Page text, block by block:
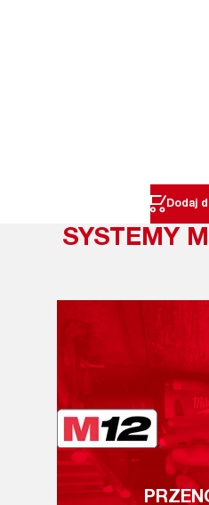
Dodaj
SYSTEMY